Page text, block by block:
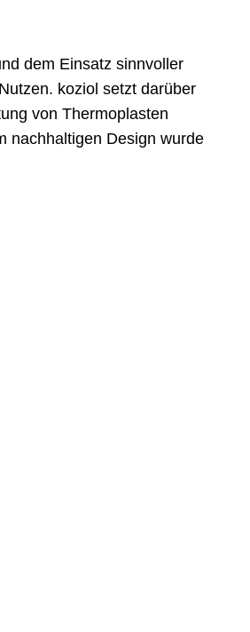
dem Einsatz sinnvoller
koziol setzt darüber
von Thermoplasten
nachhaltigen Design wurde